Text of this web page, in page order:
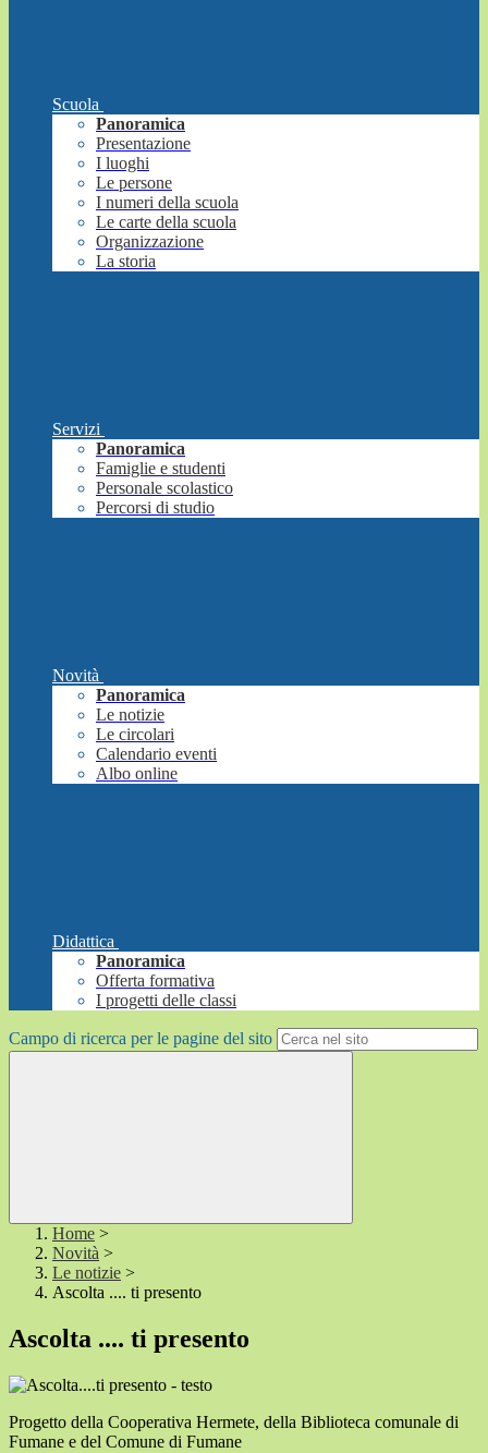
Scuola
Panoramica
Presentazione
I luoghi
Le persone
I numeri della scuola
Le carte della scuola
Organizzazione
La storia
Servizi
Panoramica
Famiglie e studenti
Personale scolastico
Percorsi di studio
Novità
Panoramica
Le notizie
Le circolari
Calendario eventi
Albo online
Didattica
Panoramica
Offerta formativa
I progetti delle classi
Campo di ricerca per le pagine del sito
Home >
Novità >
Le notizie >
Ascolta .... ti presento
Ascolta .... ti presento
Progetto della Cooperativa Hermete, della Biblioteca comunale di
Fumane e del Comune di Fumane